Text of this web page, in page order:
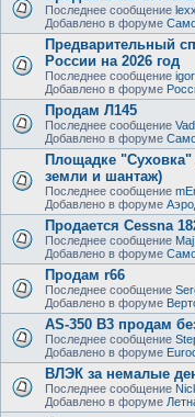
Последнее сообщение
Добавлено в форуме
Предварительный
России на 2026 год
Последнее сообщение
Добавлено в форуме
Продам Л145
Последнее сообщение
Добавлено в форуме
Площадке "Суховка"
земли и шантаж)
Последнее сообщение
Добавлено в форуме
Продается Cessna
Последнее сообщение
Добавлено в форуме
Продам r66
Последнее сообщение
Добавлено в форуме
AS-350 B3 продам
Последнее сообщение
Добавлено в форуме
ВЛЭК за немалые
Последнее сообщение
Добавлено в форуме